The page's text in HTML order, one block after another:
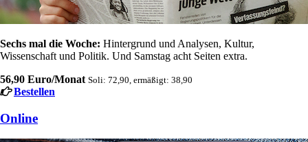
Sechs mal die Woche: Hintergrund und Analysen, Kultur,
Wissenschaft und Politik. Und Samstag acht Seiten extra.
56,90 Euro/Monat Soli: 72,90, ermäßigt: 38,90
Bestellen
Online